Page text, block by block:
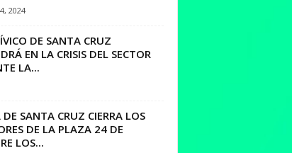
2024
DE SANTA CRUZ
EN LA CRISIS DEL SECTOR
LA...
SANTA CRUZ CIERRA LOS
DE LA PLAZA 24 DE
LOS...